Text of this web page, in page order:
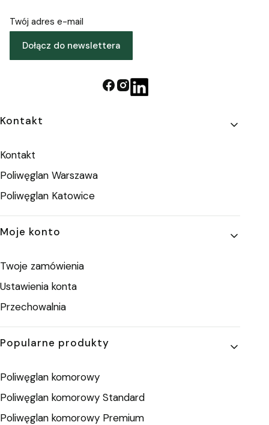
Twój adres e-mail
Dołącz do newslettera
Linki w stopce
Kontakt
Kontakt
Poliwęglan Warszawa
Poliwęglan Katowice
Moje konto
Twoje zamówienia
Ustawienia konta
Przechowalnia
Popularne produkty
Poliwęglan komorowy
Poliwęglan komorowy Standard
Poliwęglan komorowy Premium